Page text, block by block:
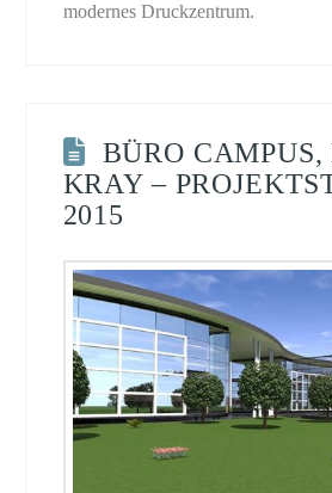
modernes Druckzentrum.
BÜRO CAMPUS,
KRAY –
2015